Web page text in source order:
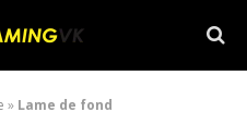
» Lame de fond